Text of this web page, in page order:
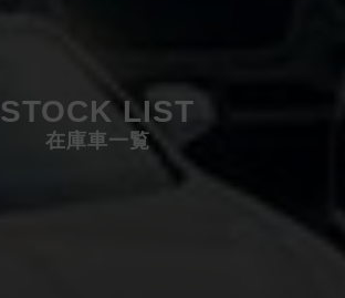
STOCK LIST
在庫車一覧